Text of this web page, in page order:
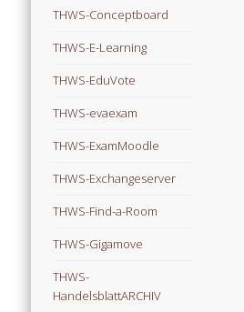
THWS-Conceptboard
THWS-E-Learning
THWS-EduVote
THWS-evaexam
THWS-ExamMoodle
THWS-Exchangeserver
THWS-Find-a-Room
THWS-Gigamove
THWS-
HandelsblattARCHIV